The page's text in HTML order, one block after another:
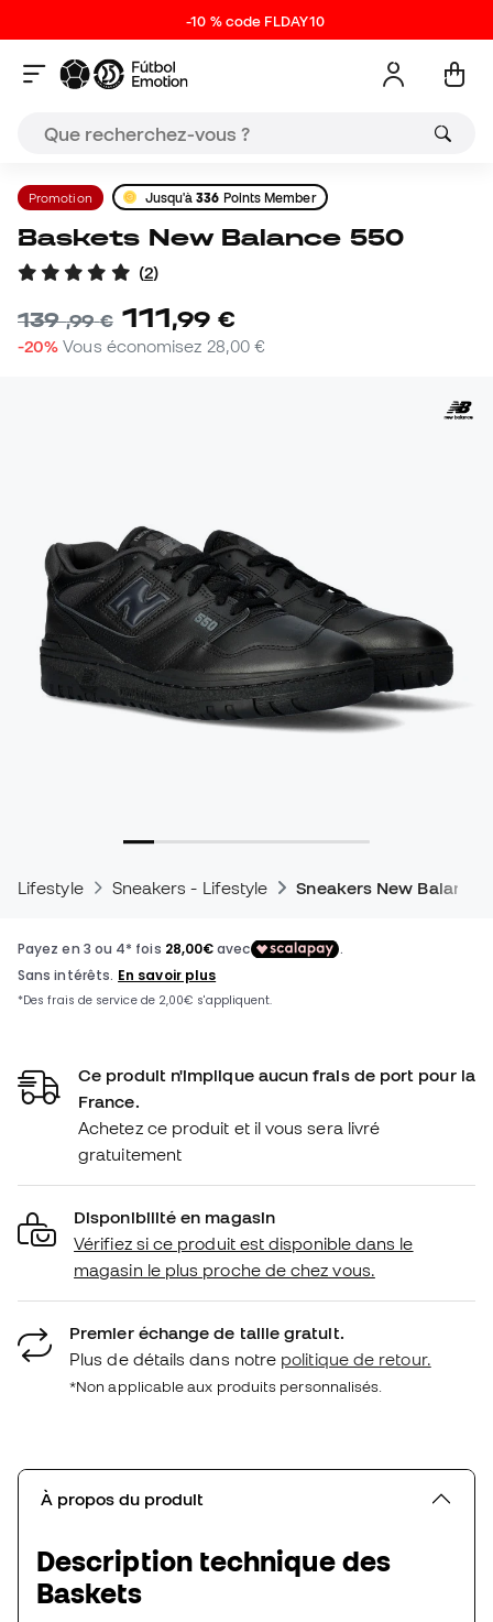
-10 % code FLDAY10
Promotion Jusqu'à336 Points Member
Baskets New Balance 550
(2)
139,99 € 111,99 €
-20% Vous économisez 28,00 €
Lifestyle Sneakers - Lifestyle Sneakers New Balance
Ce produit n'implique aucun frais de port pour la
France.
Achetez ce produit et il vous sera livré
gratuitement
Disponibilité en magasin
Vérifiez si ce produit est disponible dans le
magasin le plus proche de chez vous.
Premier échange de taille gratuit.
Plus de détails dans notre politique de retour.
*Non applicable aux produits personnalisés.
À propos du produit
Description technique des
Baskets